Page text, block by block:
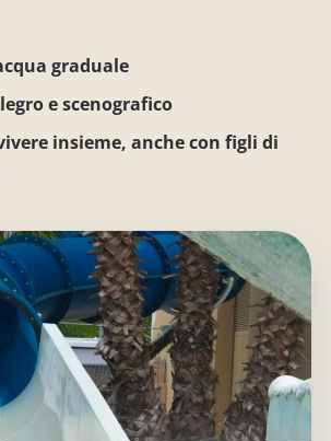
graduale
e scenografico
insieme, anche con figli di